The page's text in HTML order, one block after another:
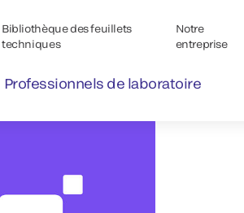
Bibliothèque des feuillets
techniques
Notre
entreprise
Professionnels de laboratoire